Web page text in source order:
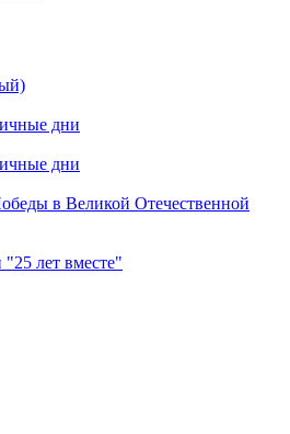
дни
дни
в Великой Отечественной
лет вместе"